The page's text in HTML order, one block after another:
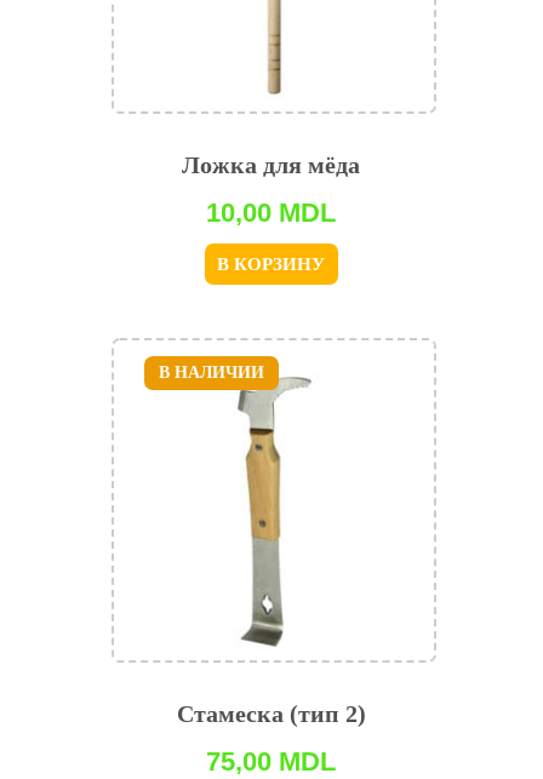
Ложка для мёда
10,00 MDL
В КОРЗИНУ
Стамеска (тип 2)
75,00 MDL
В НАЛИЧИИ